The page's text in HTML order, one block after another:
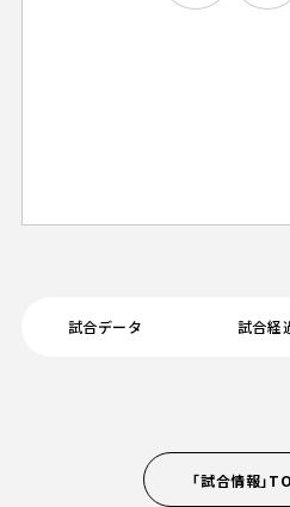
試合データ 試合経
「試合情報」